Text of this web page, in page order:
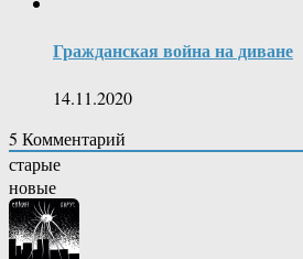
Гражданская война на диване
14.11.2020
5 Комментарий
старые
новые